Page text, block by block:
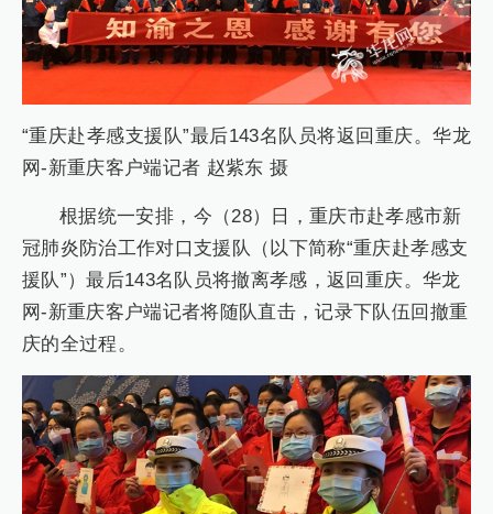
“重庆赴孝感支援队”最后143名队员将返回重庆。华龙
网-新重庆客户端记者 赵紫东 摄
根据统一安排，今（28）日，重庆市赴孝感市新
冠肺炎防治工作对口支援队（以下简称“重庆赴孝感支
援队”）最后143名队员将撤离孝感，返回重庆。华龙
网-新重庆客户端记者将随队直击，记录下队伍回撤重
庆的全过程。